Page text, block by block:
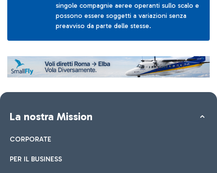
singole compagnie aeree operanti sullo scalo e
possono essere soggetti a variazioni senza
preavviso da parte delle stesse.
La nostra Mission
CORPORATE
PER IL BUSINESS